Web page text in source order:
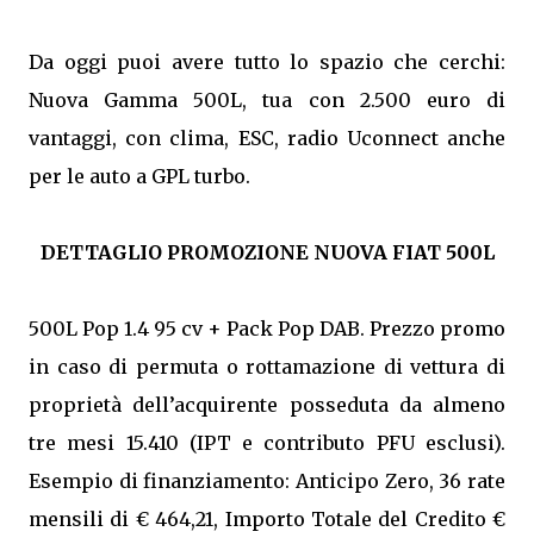
Da oggi puoi avere tutto lo spazio che cerchi:
Nuova Gamma 500L, tua con 2.500 euro di
vantaggi, con clima, ESC, radio Uconnect anche
per le auto a GPL turbo.
DETTAGLIO PROMOZIONE NUOVA FIAT 500L
500L Pop 1.4 95 cv + Pack Pop DAB. Prezzo promo
in caso di permuta o rottamazione di vettura di
proprietà dell’acquirente posseduta da almeno
tre mesi 15.410 (IPT e contributo PFU esclusi).
Esempio di finanziamento: Anticipo Zero, 36 rate
mensili di € 464,21, Importo Totale del Credito €